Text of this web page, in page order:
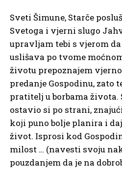
Sveti Šimune, Starče
Svetoga i vjerni slugo
upravljam tebi s vjerom
uslišava po tvome
životu prepoznajem
predanje Gospodinu, zato
pratitelj u borbama života.
ostavio si po strani,
koji puno bolje planira i
život. Isprosi kod
milost … (navesti svoju
pouzdanjem da je na